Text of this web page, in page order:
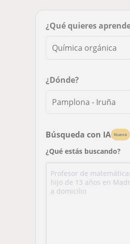
¿Qué quieres
¿Dónde?
Búsqueda con IA Nuevo
¿Qué estás buscando?